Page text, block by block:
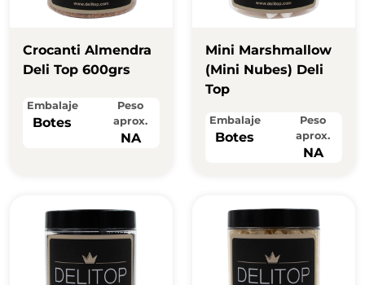
Crocanti Almendra
Deli Top 600grs
Embalaje
Botes
Peso
aprox.
NA
Mini Marshmallow
(mini Nubes) Deli
Top
Embalaje
Botes
Peso
aprox.
NA